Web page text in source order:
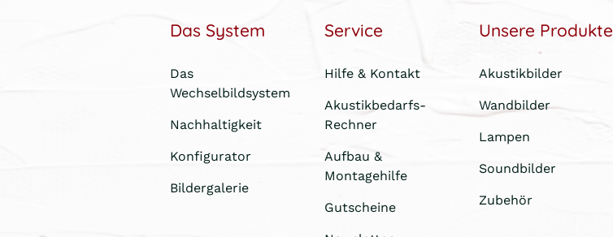
Das System
Das
Wechselbildsystem
Nachhaltigkeit
Konfigurator
Bildergalerie
Service
Hilfe & Kontakt
Akustikbedarfs-
Rechner
Aufbau &
Montagehilfe
Gutscheine
Unsere Produkte
Akustikbilder
Wandbilder
Lampen
Soundbilder
Zubehör